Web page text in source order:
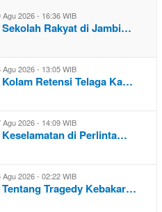
Agu 2026 - 16:36 WIB
Rakyat di Jambi…
Agu 2026 - 13:05 WIB
Retensi Telaga Ka…
Agu 2026 - 14:09 WIB
di Perlinta…
Agu 2026 - 02:22 WIB
Tragedy Kebakar…